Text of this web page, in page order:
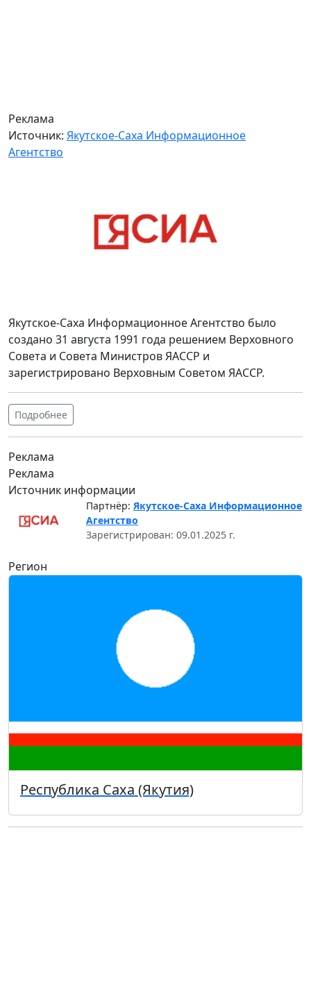
Реклама
Источник: Якутское-Саха Информационное
Агентство
Якутское-Саха Информационное Агентство было
создано 31 августа 1991 года решением Верховного
Совета и Совета Министров ЯАССР и
зарегистрировано Верховным Советом ЯАССР.
Подробнее
Реклама
Реклама
Источник информации
Партнёр: Якутское-Саха Информационное
Агентство
Зарегистрирован: 09.01.2025 г.
Регион
Республика Саха (Якутия)